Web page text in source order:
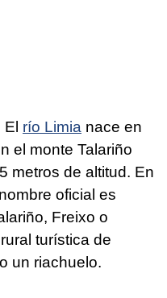
El río Limia nace en
el monte Talariño
metros de altitud. En
oficial es
Freixo o
turística de
un riachuelo.